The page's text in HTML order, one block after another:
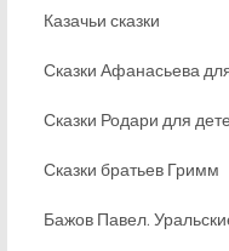
Казачьи сказки
Сказки Афанасьева
Сказки Родари для
Сказки братьев Гримм
Бажов Павел.